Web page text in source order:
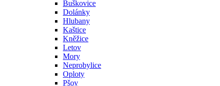
Buškovice
Dolánky
Hlubany
Kaštice
Kněžice
Letov
Mory
Neprobylice
Oploty
Pšov